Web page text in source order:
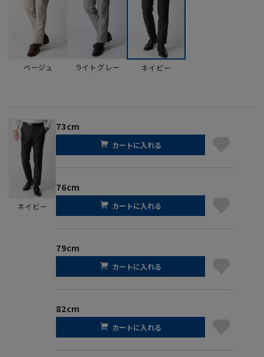
ベージュ ライトグレー ネイビー
ネイビー
73cm
カートに入れる
76cm
カートに入れる
79cm
カートに入れる
82cm
カートに入れる